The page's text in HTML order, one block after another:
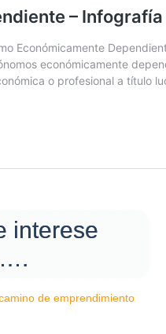
interese
de emprendimiento